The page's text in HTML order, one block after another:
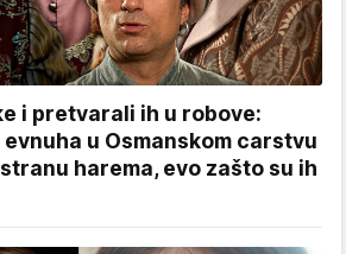
i pretvarali ih u robove:
u Osmanskom carstvu
harema, evo zašto su ih